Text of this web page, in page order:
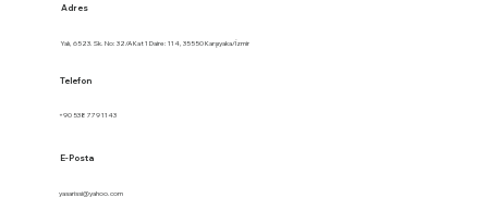
Adres
Yalı, 6523. Sk. No: 32/A Kat 1 Daire: 114, 35550 Karşıyaka/İzmir
Telefon
+90 538 779 1143
E-Posta
yasarissi@yahoo.com